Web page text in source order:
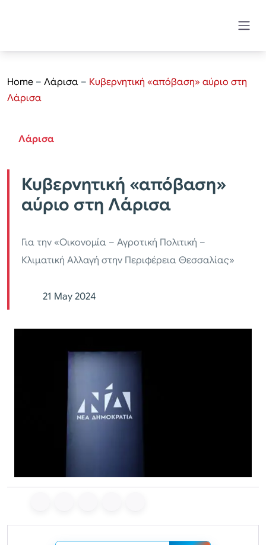
Home – Λάρισα – Κυβερνητική «απόβαση» αύριο στη
Λάρισα
Λάρισα
Κυβερνητική «απόβαση»
αύριο στη Λάρισα
Για την «Οικονομία – Αγροτική Πολιτική –
Κλιματική Αλλαγή στην Περιφέρεια Θεσσαλίας»
21 May 2024